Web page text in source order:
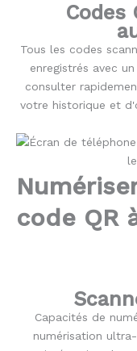
Codes
Tous les codes
enregistrés avec
consulter
votre historique et
code QR
Capacités de
numérisation